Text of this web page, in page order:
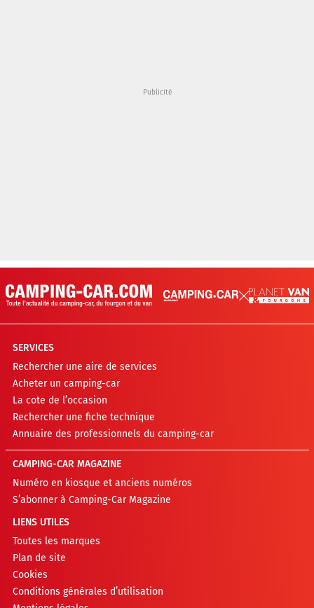
SERVICES
Rechercher une aire de services
Acheter un camping-car
La cote de l’occasion
Rechercher une fiche technique
Annuaire des professionnels du camping-car
CAMPING-CAR MAGAZINE
Numéro en kiosque et anciens numéros
S’abonner à Camping-Car Magazine
LIENS UTILES
Toutes les marques
Plan de site
Cookies
Conditions générales d’utilisation